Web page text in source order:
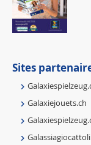
Sites
Galaxiejouets.ch